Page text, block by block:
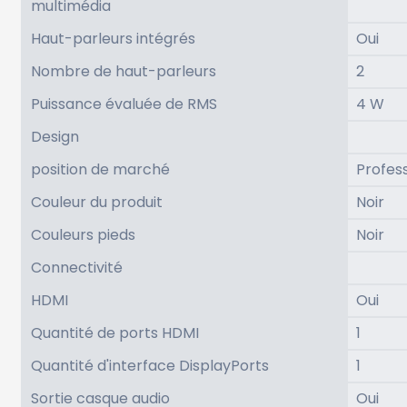
multimédia
Haut-parleurs intégrés
Oui
Nombre de haut-parleurs
2
Puissance évaluée de RMS
4 W
Design
position de marché
Couleur du produit
Noir
Couleurs pieds
Noir
Connectivité
HDMI
Oui
Quantité de ports HDMI
1
Quantité d'interface DisplayPorts
1
Sortie casque audio
Oui